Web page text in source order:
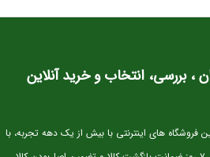
پرشی
آینده‌سازی
، بررسی، انتخاب و خرید آنلاین
فروشگاه های اینترنتی با بیش از یک دهه تجربه، با